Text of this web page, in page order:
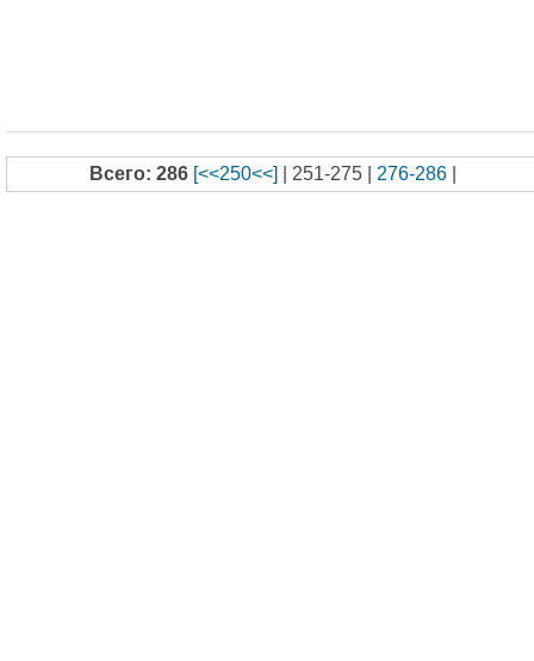
Всего: 286 [<<250<<] | 251-275 | 276-286